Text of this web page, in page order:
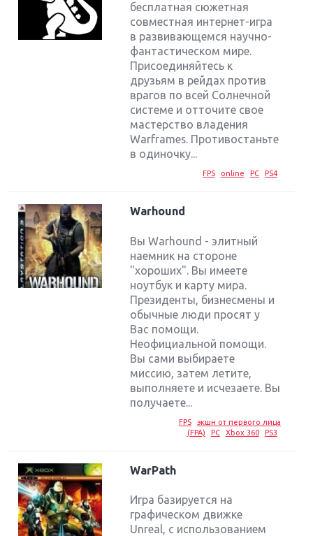
бесплатная сюжетная
совместная интернет-игра
в развивающемся научно-
фантастическом мире.
Присоединяйтесь к
друзьям в рейдах против
врагов по всей Солнечной
системе и отточите свое
мастерство владения
Warframes. Противостаньте
в одиночку...
FPS online PC PS4
Warhound
Вы Warhound - элитный
наемник на стороне
"хороших". Вы имеете
ноутбук и карту мира.
Президенты, бизнесмены и
обычные люди просят у
Вас помощи.
Неофициальной помощи.
Вы сами выбираете
миссию, затем летите,
выполняете и исчезаете. Вы
получаете...
FPS
экшн от первого лица
(FPA)
PC Xbox 360 PS3
WarPath
Игра базируется на
графическом движке
Unreal, с использованием